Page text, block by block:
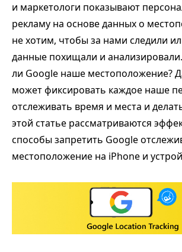
и маркетологи показывают
рекламу на основе данных о
не хотим, чтобы за нами следили
данные похищали и
ли Google наше местоположение?
может фиксировать каждое наше
отслеживать время и места и
этой статье рассматриваются
способы запретить Google
местоположение на iPhone и